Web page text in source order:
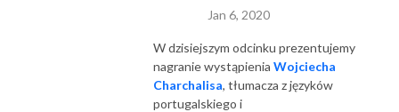
Jan 6, 2020
W dzisiejszym odcinku prezentujemy
nagranie wystąpienia Wojciecha
Charchalisa, tłumacza z języków
portugalskiego i